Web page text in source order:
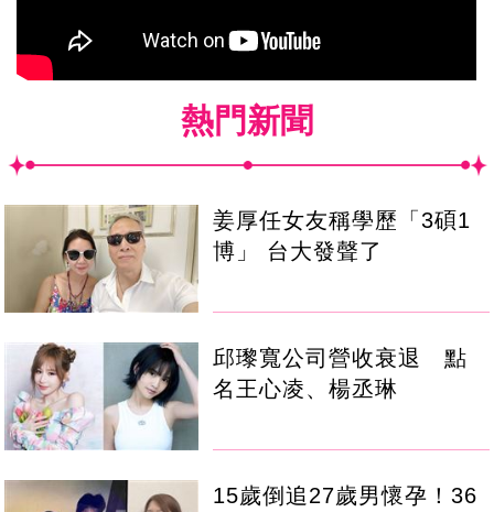
熱門新聞
姜厚任女友稱學歷「3碩1
博」 台大發聲了
邱瓈寬公司營收衰退 點
名王心凌、楊丞琳
15歲倒追27歲男懷孕！36